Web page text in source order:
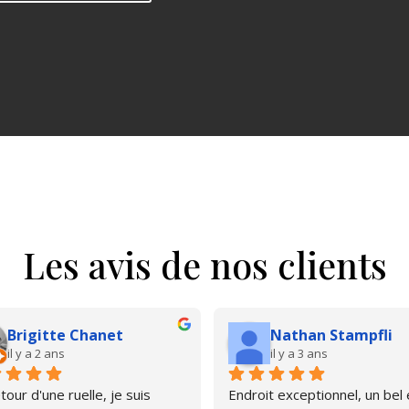
Les avis de nos clients
Brigitte Chanet
il y a 2 ans
d'une ruelle, je suis
Nathan Stampfli
il y a 3 ans
Endroit exceptionnel, un bel